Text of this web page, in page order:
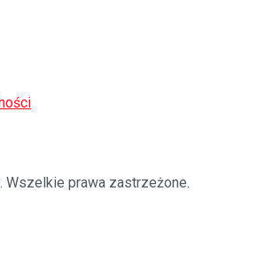
Wszelkie prawa zastrzeżone.